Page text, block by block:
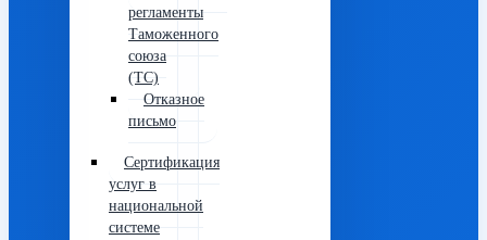
регламенты
Таможенного
союза
(ТС)
Отказное
письмо
Сертификация
услуг в
национальной
системе